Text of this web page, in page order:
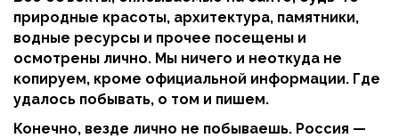
природные красоты, архитектура, памятники,
водные ресурсы и прочее посещены и
осмотрены лично. Мы ничего и неоткуда не
копируем, кроме официальной информации. Где
удалось побывать, о том и пишем.
Конечно, везде лично не побываешь. Россия —